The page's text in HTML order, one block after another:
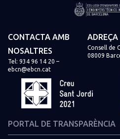
CONTACTA AMB
NOSALTRES
Tel: 934 96 14 20 –
ebcn@ebcn.cat
ADREÇA
Consell de
08009
PORTAL DE TRANSPARÈNCIA